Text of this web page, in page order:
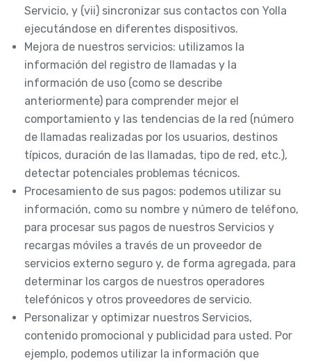
Servicio, y (vii) sincronizar sus contactos con Yolla
ejecutándose en diferentes dispositivos.
Mejora de nuestros servicios: utilizamos la
información del registro de llamadas y la
información de uso (como se describe
anteriormente) para comprender mejor el
comportamiento y las tendencias de la red (número
de llamadas realizadas por los usuarios, destinos
típicos, duración de las llamadas, tipo de red, etc.),
detectar potenciales problemas técnicos.
Procesamiento de sus pagos: podemos utilizar su
información, como su nombre y número de teléfono,
para procesar sus pagos de nuestros Servicios y
recargas móviles a través de un proveedor de
servicios externo seguro y, de forma agregada, para
determinar los cargos de nuestros operadores
telefónicos y otros proveedores de servicio.
Personalizar y optimizar nuestros Servicios,
contenido promocional y publicidad para usted. Por
ejemplo, podemos utilizar la información que